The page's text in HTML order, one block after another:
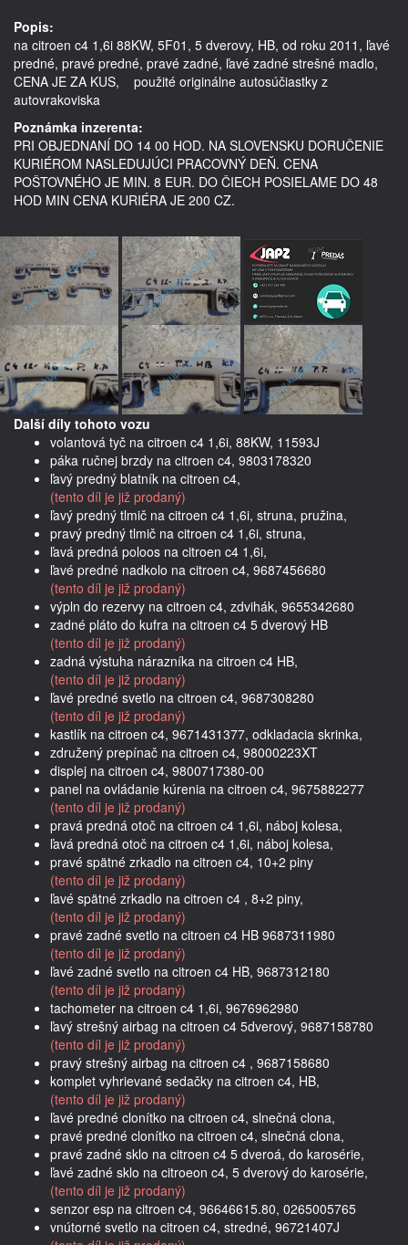
Popis:
na citroen c4 1,6i 88KW, 5F01, 5 dverovy, HB, od roku 2011, ľavé
predné, pravé predné, pravé zadné, ľavé zadné strešné madlo,
CENA JE ZA KUS,    použité originálne autosúčiastky z
autovrakoviska
Poznámka inzerenta:
PRI OBJEDNANÍ DO 14 00 HOD. NA SLOVENSKU DORUČENIE
KURIÉROM NASLEDUJÚCI PRACOVNÝ DEŇ. CENA
POŠTOVNÉHO JE MIN. 8 EUR. DO ČIECH POSIELAME DO 48
HOD MIN CENA KURIÉRA JE 200 CZ.
Další díly tohoto vozu
volantová tyč na citroen c4 1,6i, 88KW, 11593J
páka ručnej brzdy na citroen c4, 9803178320
ľavý predný blatník na citroen c4,
(tento díl je již prodaný)
ľavý predný tlmič na citroen c4 1,6i, struna, pružina,
pravý predný tlmič na citroen c4 1,6i, struna,
ľavá predná poloos na citroen c4 1,6i,
ľavé predné nadkolo na citroen c4, 9687456680
(tento díl je již prodaný)
výpln do rezervy na citroen c4, zdvihák, 9655342680
zadné pláto do kufra na citroen c4 5 dverový HB
(tento díl je již prodaný)
zadná výstuha nárazníka na citroen c4 HB,
(tento díl je již prodaný)
ľavé predné svetlo na citroen c4, 9687308280
(tento díl je již prodaný)
kastlík na citroen c4, 9671431377, odkladacia skrinka,
združený prepínač na citroen c4, 98000223XT
displej na citroen c4, 9800717380-00
panel na ovládanie kúrenia na citroen c4, 9675882277
(tento díl je již prodaný)
pravá predná otoč na citroen c4 1,6i, náboj kolesa,
ľavá predná otoč na citroen c4 1,6i, náboj kolesa,
pravé spätné zrkadlo na citroen c4, 10+2 piny
(tento díl je již prodaný)
ľavé spätné zrkadlo na citroen c4 , 8+2 piny,
(tento díl je již prodaný)
pravé zadné svetlo na citroen c4 HB 9687311980
(tento díl je již prodaný)
ľavé zadné svetlo na citroen c4 HB, 9687312180
(tento díl je již prodaný)
tachometer na citroen c4 1,6i, 9676962980
ľavý strešný airbag na citroen c4 5dverový, 9687158780
(tento díl je již prodaný)
pravý strešný airbag na citroen c4 , 9687158680
komplet vyhrievané sedačky na citroen c4, HB,
(tento díl je již prodaný)
ľavé predné clonítko na citroen c4, slnečná clona,
pravé predné clonítko na citroen c4, slnečná clona,
pravé zadné sklo na citroen c4 5 dveroá, do karosérie,
ľavé zadné sklo na citroeon c4, 5 dverový do karosérie,
(tento díl je již prodaný)
senzor esp na citroen c4, 96646615.80, 0265005765
vnútorné svetlo na citroen c4, stredné, 96721407J